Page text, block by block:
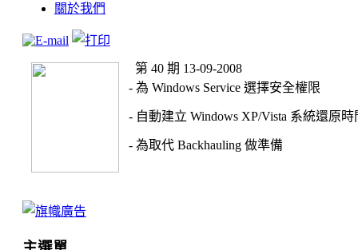
關於我們
第 40 期 13-09-2008
- 為 Windows Service 選擇安全權限
- 自動建立 Windows XP/Vista 系統還原時
- 為取代 Backhauling 做準備